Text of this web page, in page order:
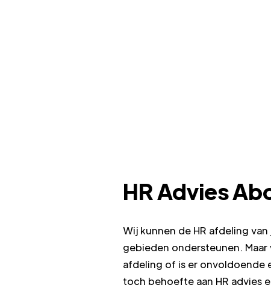
HR Advies
Wij kunnen de HR afdeling
gebieden ondersteunen.
afdeling of is er onvoldoende
toch behoefte aan HR advies